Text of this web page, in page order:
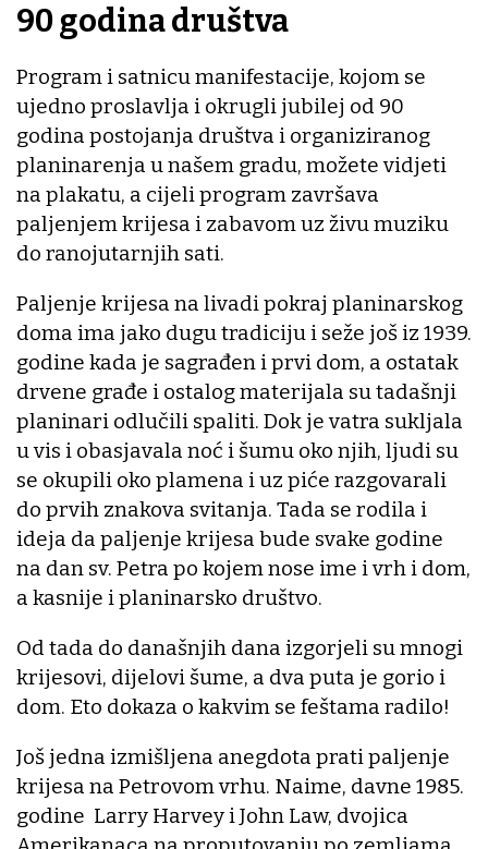
90 godina društva
Program i satnicu manifestacije, kojom se
ujedno proslavlja i okrugli jubilej od 90
godina postojanja društva i organiziranog
planinarenja u našem gradu, možete vidjeti
na plakatu, a cijeli program završava
paljenjem krijesa i zabavom uz živu muziku
do ranojutarnjih sati.
Paljenje krijesa na livadi pokraj planinarskog
doma ima jako dugu tradiciju i seže još iz 1939.
godine kada je sagrađen i prvi dom, a ostatak
drvene građe i ostalog materijala su tadašnji
planinari odlučili spaliti. Dok je vatra sukljala
u vis i obasjavala noć i šumu oko njih, ljudi su
se okupili oko plamena i uz piće razgovarali
do prvih znakova svitanja. Tada se rodila i
ideja da paljenje krijesa bude svake godine
na dan sv. Petra po kojem nose ime i vrh i dom,
a kasnije i planinarsko društvo.
Od tada do današnjih dana izgorjeli su mnogi
krijesovi, dijelovi šume, a dva puta je gorio i
dom. Eto dokaza o kakvim se feštama radilo!
Još jedna izmišljena anegdota prati paljenje
krijesa na Petrovom vrhu. Naime, davne 1985.
godine Larry Harvey i John Law, dvojica